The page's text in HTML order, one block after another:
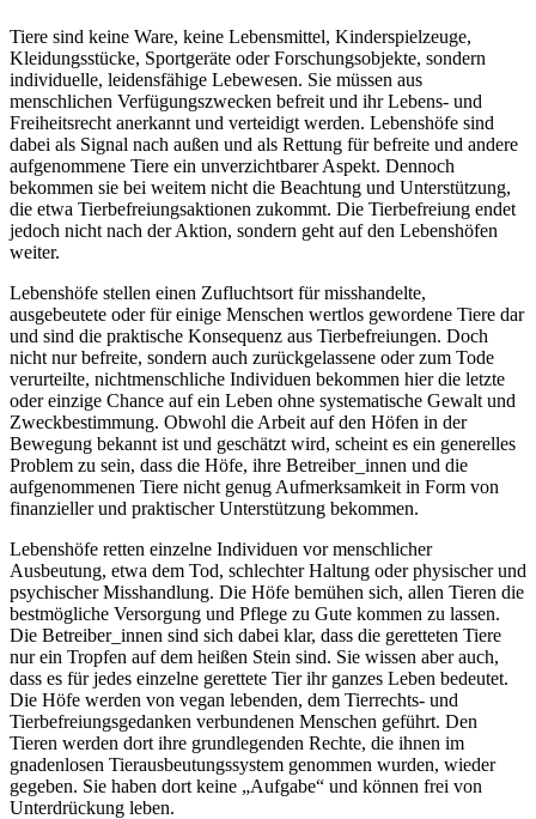
Tiere sind keine Ware, keine Lebensmittel, Kinderspielzeuge,
Kleidungsstücke, Sportgeräte oder Forschungsobjekte, sondern
individuelle, leidensfähige Lebewesen. Sie müssen aus
menschlichen Verfügungszwecken befreit und ihr Lebens- und
Freiheitsrecht anerkannt und verteidigt werden. Lebenshöfe sind
dabei als Signal nach außen und als Rettung für befreite und andere
aufgenommene Tiere ein unverzichtbarer Aspekt. Dennoch
bekommen sie bei weitem nicht die Beachtung und Unterstützung,
die etwa Tierbefreiungsaktionen zukommt. Die Tierbefreiung endet
jedoch nicht nach der Aktion, sondern geht auf den Lebenshöfen
weiter.
Lebenshöfe stellen einen Zufluchtsort für misshandelte,
ausgebeutete oder für einige Menschen wertlos gewordene Tiere dar
und sind die praktische Konsequenz aus Tierbefreiungen. Doch
nicht nur befreite, sondern auch zurückgelassene oder zum Tode
verurteilte, nichtmenschliche Individuen bekommen hier die letzte
oder einzige Chance auf ein Leben ohne systematische Gewalt und
Zweckbestimmung. Obwohl die Arbeit auf den Höfen in der
Bewegung bekannt ist und geschätzt wird, scheint es ein generelles
Problem zu sein, dass die Höfe, ihre Betreiber_innen und die
aufgenommenen Tiere nicht genug Aufmerksamkeit in Form von
finanzieller und praktischer Unterstützung bekommen.
Lebenshöfe retten einzelne Individuen vor menschlicher
Ausbeutung, etwa dem Tod, schlechter Haltung oder physischer und
psychischer Misshandlung. Die Höfe bemühen sich, allen Tieren die
bestmögliche Versorgung und Pflege zu Gute kommen zu lassen.
Die Betreiber_innen sind sich dabei klar, dass die geretteten Tiere
nur ein Tropfen auf dem heißen Stein sind. Sie wissen aber auch,
dass es für jedes einzelne gerettete Tier ihr ganzes Leben bedeutet.
Die Höfe werden von vegan lebenden, dem Tierrechts- und
Tierbefreiungsgedanken verbundenen Menschen geführt. Den
Tieren werden dort ihre grundlegenden Rechte, die ihnen im
gnadenlosen Tierausbeutungssystem genommen wurden, wieder
gegeben. Sie haben dort keine „Aufgabe“ und können frei von
Unterdrückung leben.